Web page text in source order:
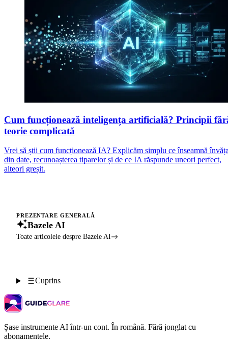
Cum funcționează inteligența artificială? Principii
teorie complicată
Vrei să știi cum funcționează IA? Explicăm simplu ce înseamnă
din date, recunoașterea tiparelor și de ce IA răspunde uneori perfect,
alteori greșit.
PREZENTARE GENERALĂ
Bazele AI
Toate articolele despre Bazele AI
Cuprins
Șase instrumente AI într-un cont. În română. Fără jonglat cu
abonamentele.